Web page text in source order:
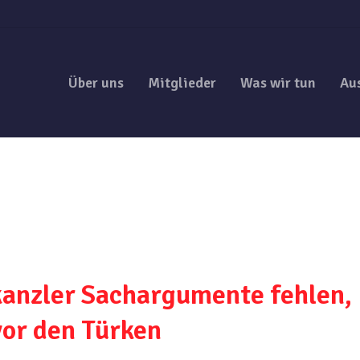
Über uns Mitglieder Was wir tun
Sachargumente fehlen,
den Türken